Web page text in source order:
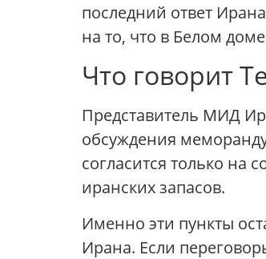
последний ответ
на то, что в Белом
Что говорит
Представитель МИД
обсуждения
согласится только на
иранских запасов.
Именно эти пункты
Ирана. Если